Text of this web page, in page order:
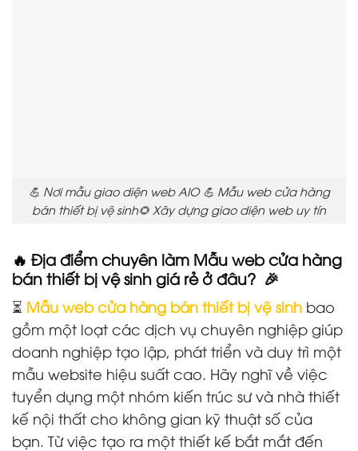
💪 Nơi mẫu giao diện web AIO 💪 Mẫu web cửa hàng
bán thiết bị vệ sinh🌻 Xây dựng giao diện web uy tín
🔥 Địa điểm chuyên làm Mẫu web cửa hàng
bán thiết bị vệ sinh giá rẻ ở đâu? 🎉
⏳ Mẫu web cửa hàng bán thiết bị vệ sinh bao
gồm một loạt các dịch vụ chuyên nghiệp giúp
doanh nghiệp tạo lập, phát triển và duy trì một
mẫu website hiệu suất cao. Hãy nghĩ về việc
tuyển dụng một nhóm kiến trúc sư và nhà thiết
kế nội thất cho không gian kỹ thuật số của
bạn. Từ việc tạo ra một thiết kế bắt mắt đến